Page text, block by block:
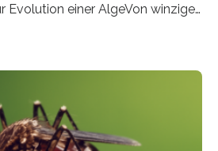
Evolution einer AlgeVon winzigen
den komplexesten
von Millionen Jahren
sticht eine Gruppe heraus,
Natur vorkommt: die